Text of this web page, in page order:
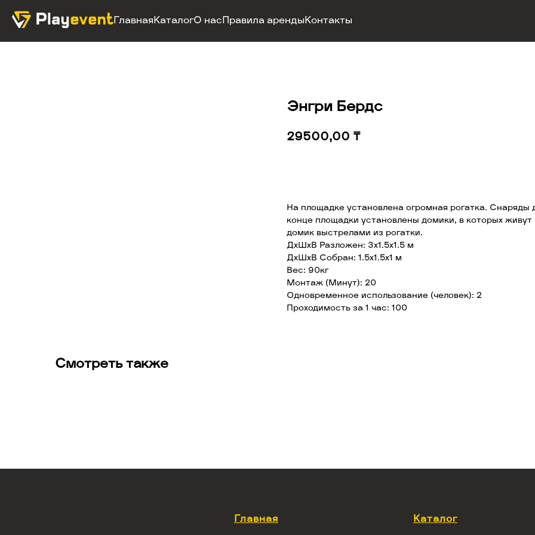
Главная КаталогО нас Правила аренды Контакты
Энгри Бердс
29500,00 ₸
На площадке установлена огромная рогатка. Снаряды
конце площадки установлены домики, в которых
домик выстрелами из рогатки.
ДхШхВ Разложен: 3х1.5х1.5 м
ДхШхВ Собран: 1.5х1.5х1 м
Вес: 90кг
Монтаж (Минут): 20
Одновременное использование (человек): 2
Проходимость за 1 час: 100
Смотреть также
Главная Каталог